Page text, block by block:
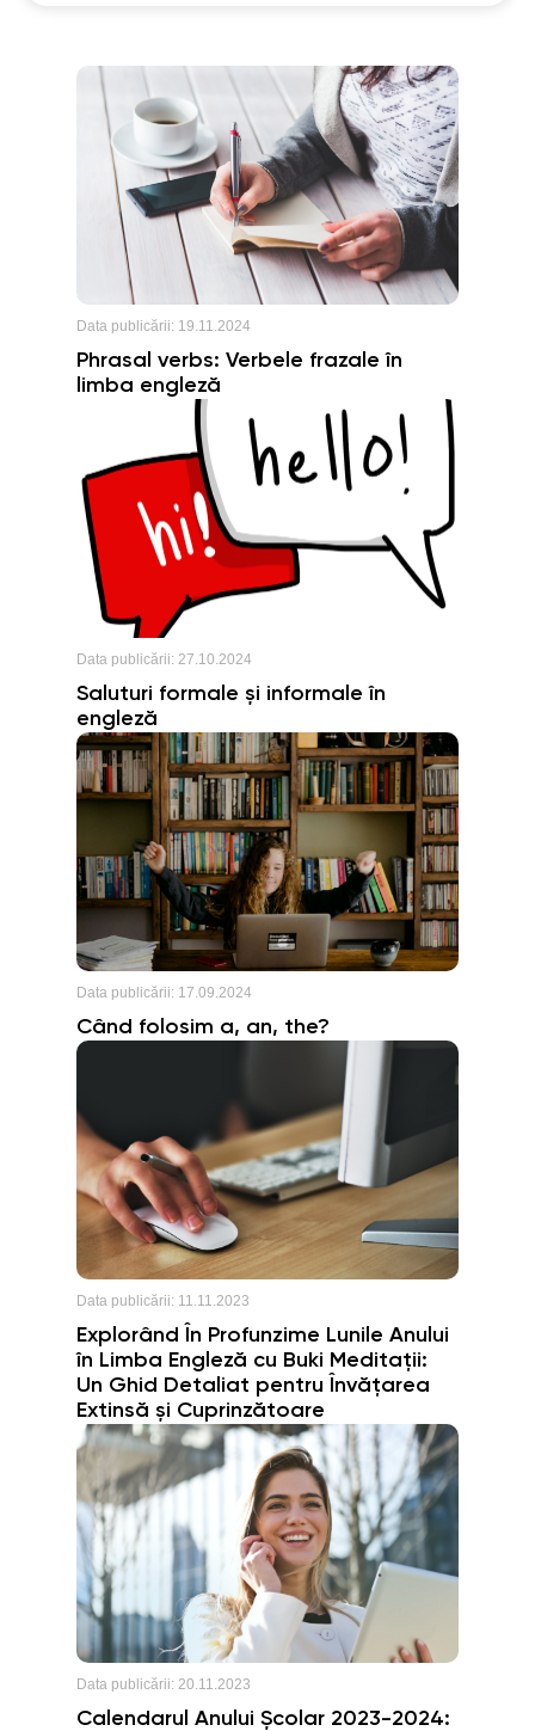
Data publicării: 19.11.2024
Phrasal verbs: Verbele frazale în
limba engleză
Data publicării: 27.10.2024
Saluturi formale și informale în
engleză
Data publicării: 17.09.2024
Când folosim a, an, the?
Data publicării: 11.11.2023
Explorând În Profunzime Lunile Anului
în Limba Engleză cu Buki Meditații:
Un Ghid Detaliat pentru Învățarea
Extinsă și Cuprinzătoare
Data publicării: 20.11.2023
Calendarul Anului Școlar 2023-2024: